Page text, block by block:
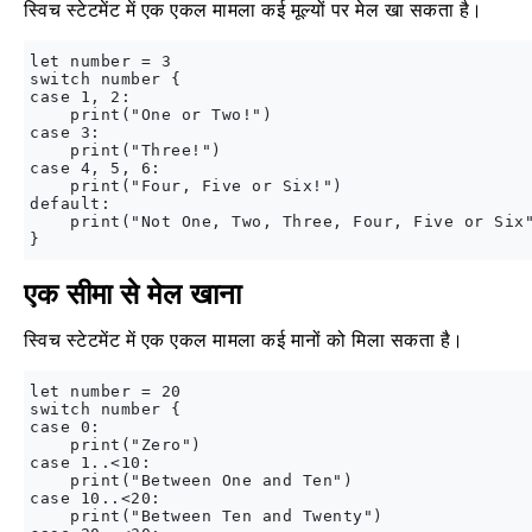
स्विच स्टेटमेंट में एक एकल मामला कई मूल्यों पर मेल खा सकता है।
let number = 3
switch number {
case 1, 2:
    print("One or Two!")
case 3:
    print("Three!")
case 4, 5, 6:
    print("Four, Five or Six!")
default:
print("Not One, Two, Three, Four, Five or
एक सीमा से मेल खाना
स्विच स्टेटमेंट में एक एकल मामला कई मानों को मिला सकता है।
let number = 20
switch number {
case 0:
    print("Zero")
case 1..<10:
    print("Between One and Ten")
case 10..<20:
    print("Between Ten and Twenty")